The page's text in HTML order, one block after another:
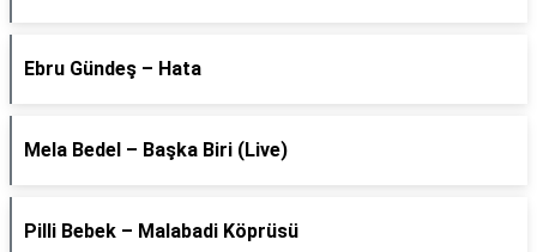
Ebru Gündeş – Hata
Mela Bedel – Başka Biri (Live)
Pilli Bebek – Malabadi Köprüsü